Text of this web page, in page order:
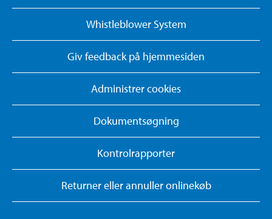
Whistleblower System
Giv feedback på hjemmesiden
Administrer cookies
Dokumentsøgning
Kontrolrapporter
Returner eller annuller onlinekøb